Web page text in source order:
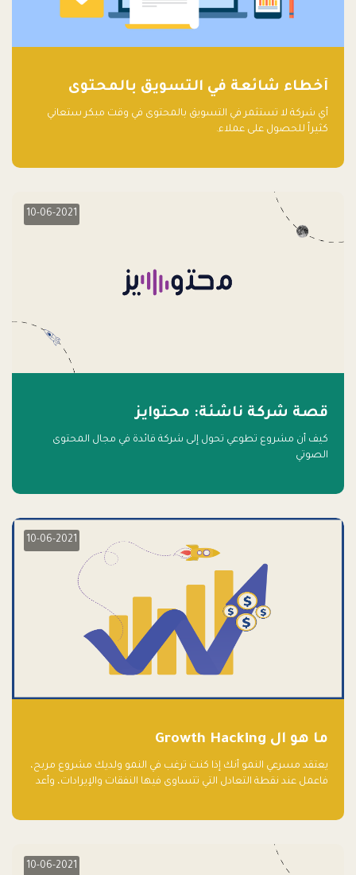
أخطاء شائعة في التسويق بالمحتوى
أي شركة لا تستثمر في التسويق بالمحتوى في وقت مبكر ستعاني
كثيراً للحصول على عملاء.
10-06-2021
قصة شركة ناشئة: محتوايز
كيف أن مشروع تطوعي تحول إلى شركة قائدة في مجال المحتوى
الصوتي
10-06-2021
ما هو ال Growth Hacking
يعتقد مسرعي النمو أنك إذا كنت ترغب في النمو ولديك مشروع مربح،
فاعمل عند نقطة التعادل التي تتساوى فيها النفقات والإيرادات، وأعد
10-06-2021